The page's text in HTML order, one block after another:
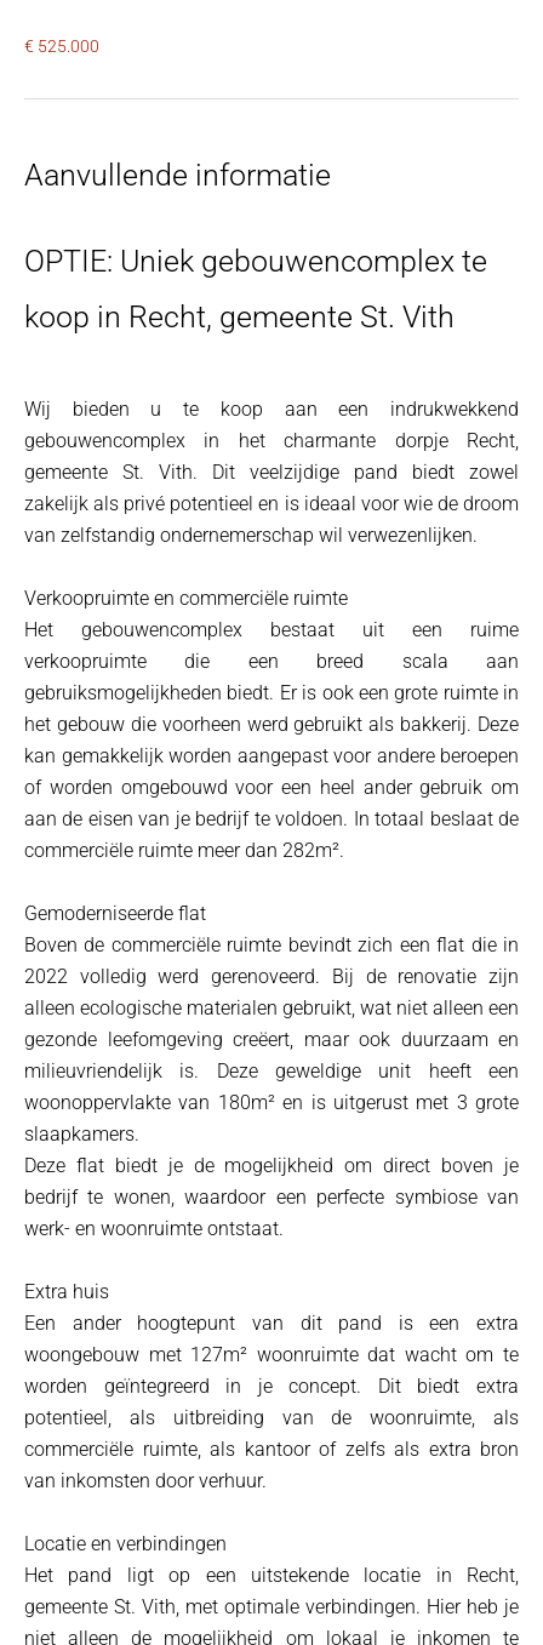
€ 525.000
Aanvullende informatie
OPTIE: Uniek gebouwencomplex te
koop in Recht, gemeente St. Vith
Wij bieden u te koop aan een indrukwekkend
gebouwencomplex in het charmante dorpje Recht,
gemeente St. Vith. Dit veelzijdige pand biedt zowel
zakelijk als privé potentieel en is ideaal voor wie de droom
van zelfstandig ondernemerschap wil verwezenlijken.
Verkoopruimte en commerciële ruimte
Het gebouwencomplex bestaat uit een ruime
verkoopruimte die een breed scala aan
gebruiksmogelijkheden biedt. Er is ook een grote ruimte in
het gebouw die voorheen werd gebruikt als bakkerij. Deze
kan gemakkelijk worden aangepast voor andere beroepen
of worden omgebouwd voor een heel ander gebruik om
aan de eisen van je bedrijf te voldoen. In totaal beslaat de
commerciële ruimte meer dan 282m².
Gemoderniseerde flat
Boven de commerciële ruimte bevindt zich een flat die in
2022 volledig werd gerenoveerd. Bij de renovatie zijn
alleen ecologische materialen gebruikt, wat niet alleen een
gezonde leefomgeving creëert, maar ook duurzaam en
milieuvriendelijk is. Deze geweldige unit heeft een
woonoppervlakte van 180m² en is uitgerust met 3 grote
slaapkamers.
Deze flat biedt je de mogelijkheid om direct boven je
bedrijf te wonen, waardoor een perfecte symbiose van
werk- en woonruimte ontstaat.
Extra huis
Een ander hoogtepunt van dit pand is een extra
woongebouw met 127m² woonruimte dat wacht om te
worden geïntegreerd in je concept. Dit biedt extra
potentieel, als uitbreiding van de woonruimte, als
commerciële ruimte, als kantoor of zelfs als extra bron
van inkomsten door verhuur.
Locatie en verbindingen
Het pand ligt op een uitstekende locatie in Recht,
gemeente St. Vith, met optimale verbindingen. Hier heb je
niet alleen de mogelijkheid om lokaal je inkomen te